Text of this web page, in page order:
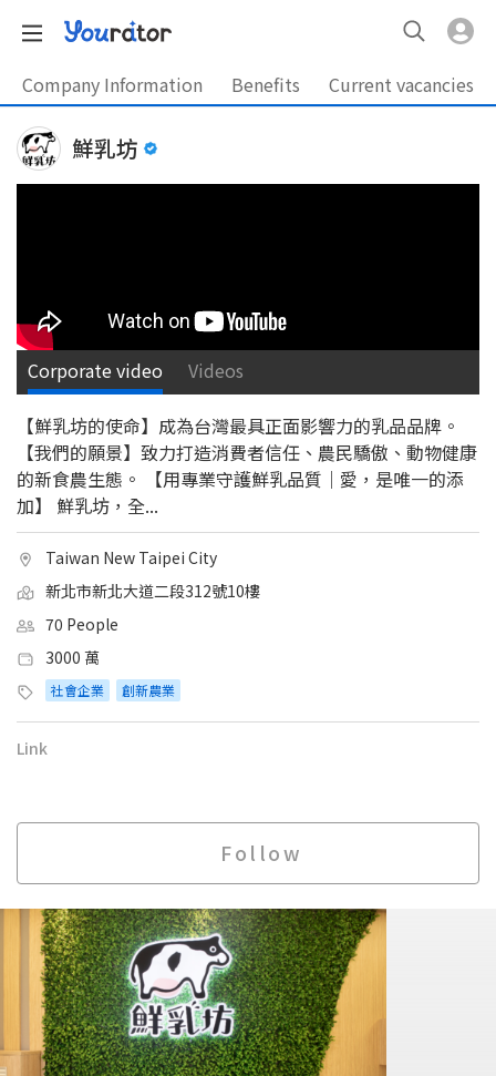
Company Information Benefits Current vacancies
鮮乳坊
Corporate video Videos
【鮮乳坊的使命】成為台灣最具正面影響力的乳品品牌。
【我們的願景】致力打造消費者信任、農民驕傲、動物健康
的新食農生態。 【用專業守護鮮乳品質｜愛，是唯一的添
加】 鮮乳坊，全...
Taiwan New Taipei City
新北市新北大道二段312號10樓
70 People
3000 萬
社會企業 創新農業
Link
Follow